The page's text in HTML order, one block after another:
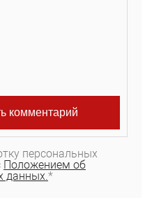
персональных
Положением об
данных.*